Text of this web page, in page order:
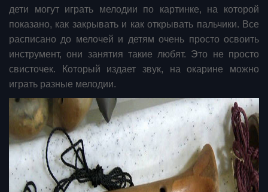
дети могут играть мелодии по картинке, на которой
показано, как закрывать и как открывать пальчики. Все
расписано до мелочей и детям очень просто освоить
инструмент, они занятия такие любят. Это не просто
свисточек. Который издает звук, на окарине можно
играть разные мелодии.